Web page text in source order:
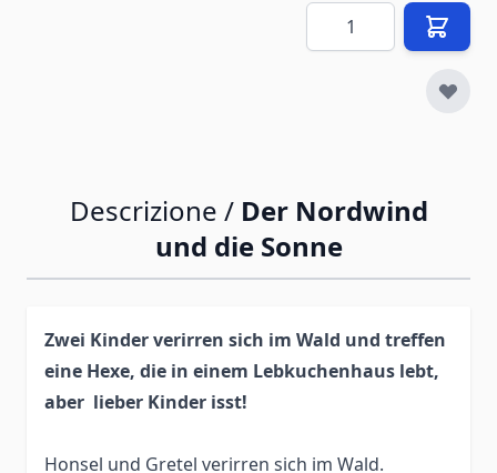
Quantità
Descrizione / Der Nordwind
und die Sonne
Zwei Kinder verirren sich im Wald und treffen
eine Hexe, die in einem Lebkuchenhaus lebt,
aber lieber Kinder isst!
Honsel und Gretel verirren sich im Wald.